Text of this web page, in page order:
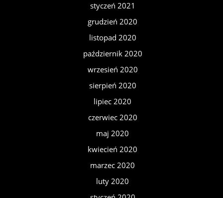
styczeń 2021
grudzień 2020
listopad 2020
październik 2020
wrzesień 2020
sierpień 2020
lipiec 2020
czerwiec 2020
maj 2020
kwiecień 2020
marzec 2020
luty 2020